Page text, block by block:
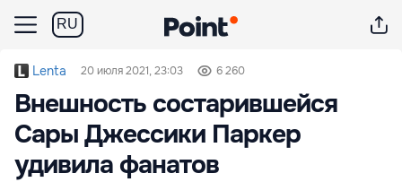
RU
Lenta 20 июля 2021, 23:03 6 260
Внешность состарившейся
Сары Джессики Паркер
удивила фанатов